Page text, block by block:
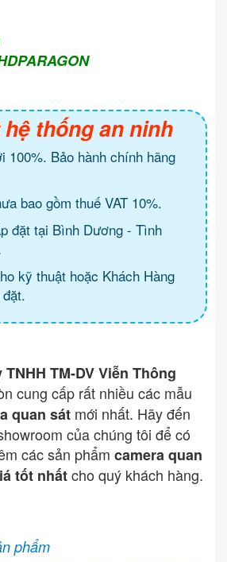
thống an ninh
100%. Bảo hành chính hãng
bao gồm thuế VAT 10%.
đặt tại Bình Dương - Tình
kỹ thuật hoặc Khách Hàng
TM-DV Viễn Thông
cung cấp rất nhiều các mẫu
quan sát mới nhất. Hãy đến
của chúng tôi để có
các sản phẩm camera quan
tốt nhấtcho quý khách hàng.
phẩm